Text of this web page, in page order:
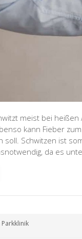
meist bei
kann Fieber
soll. Schwitzen ist
da es